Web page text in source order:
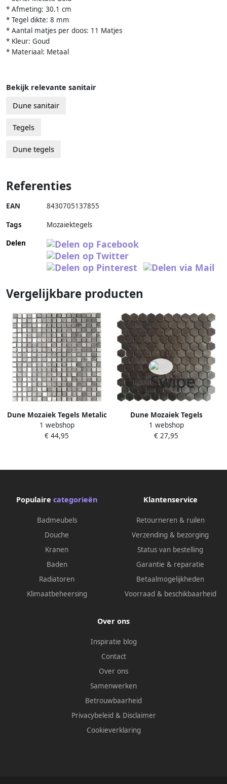
* Afmeting: 30.1 cm
* Tegel dikte: 8 mm
* Aantal matjes per doos: 11 Matjes
* Kleur: Goud
* Materiaal: Metaal
Bekijk relevante sanitair
Dune sanitair
Tegels
Dune tegels
Referenties
EAN 8430705137855
Tags
Mozaiektegels
Delen
Vergelijkbare producten
Dune Mozaiek Tegels Metalic
Silver 30.1x30.1 cm Zilver
1 webshop
€ 44,95
Dune Mozaiek Tegels
Reflections Hexagon 29x30.5
cm Gunmetal
1 webshop
€ 27,95
Populaire categorieën
Badmeubels
Douche
Kranen
Baden
Radiatoren
Klimaatbeheersing
Klantenservice
Retourneren & ruilen
Verzending & bezorging
Status van bestelling
Garantie & reparatie
Betaalmogelijkheden
Voorraad & beschikbaarheid
Over ons
Inspiratie blog
Contact
Over ons
Samenwerken
Betrouwbaarheid
Privacybeleid & Disclaimer
Cookieverklaring